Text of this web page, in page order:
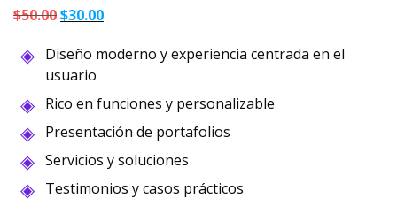
$50.00El
original
era:
$50.00.
$30.00El
actual
$30.00.
Diseño moderno y experiencia centrada en el
usuario
Rico en funciones y personalizable
Presentación de portafolios
Servicios y soluciones
Testimonios y casos prácticos